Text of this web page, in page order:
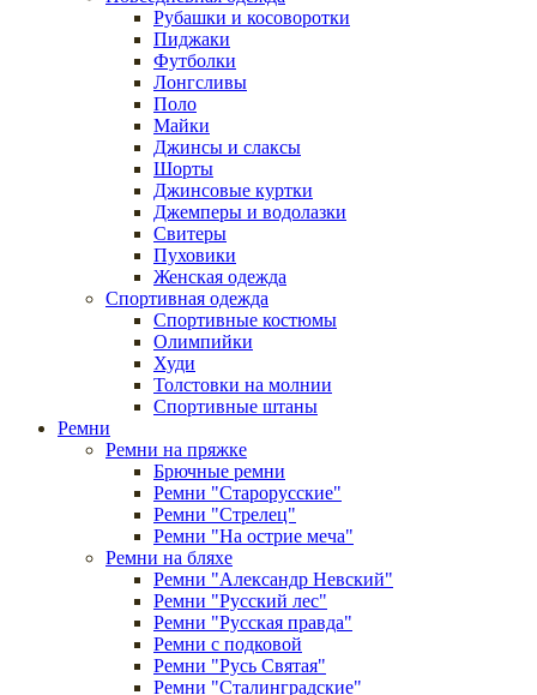
Рубашки и косоворотки
Пиджаки
Футболки
Лонгсливы
Поло
Майки
Джинсы и слаксы
Шорты
Джинсовые куртки
Джемперы и водолазки
Свитеры
Пуховики
Женская одежда
Спортивная одежда
Спортивные костюмы
Олимпийки
Худи
Толстовки на молнии
Спортивные штаны
Ремни
Ремни на пряжке
Брючные ремни
Ремни "Старорусские"
Ремни "Стрелец"
Ремни "На острие меча"
Ремни на бляхе
Ремни "Александр Невский"
Ремни "Русский лес"
Ремни "Русская правда"
Ремни с подковой
Ремни "Русь Святая"
Ремни "Сталинградские"